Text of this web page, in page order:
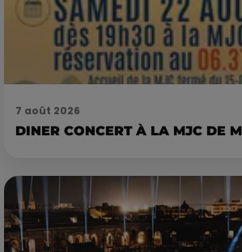
7 août 2026
DINER CONCERT À LA MJC DE